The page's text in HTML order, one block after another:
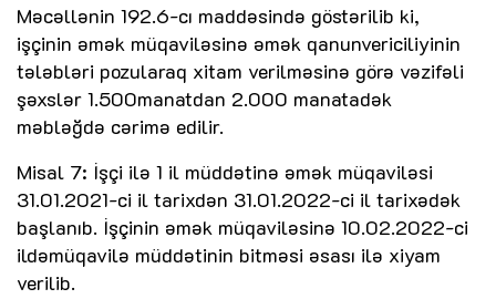
Məcəllənin 192.6-cı maddəsində göstərilib ki,
işçinin əmək müqaviləsinə əmək qanunvericiliyinin
tələbləri pozularaq xitam verilməsinə görə vəzifəli
şəxslər 1.500manatdan 2.000 manatadək
məbləğdə cərimə edilir.
Misal 7: İşçi ilə 1 il müddətinə əmək müqaviləsi
31.01.2021-ci il tarixdən 31.01.2022-ci il tarixədək
başlanıb. İşçinin əmək müqaviləsinə 10.02.2022-ci
ildəmüqavilə müddətinin bitməsi əsası ilə xiyam
verilib.